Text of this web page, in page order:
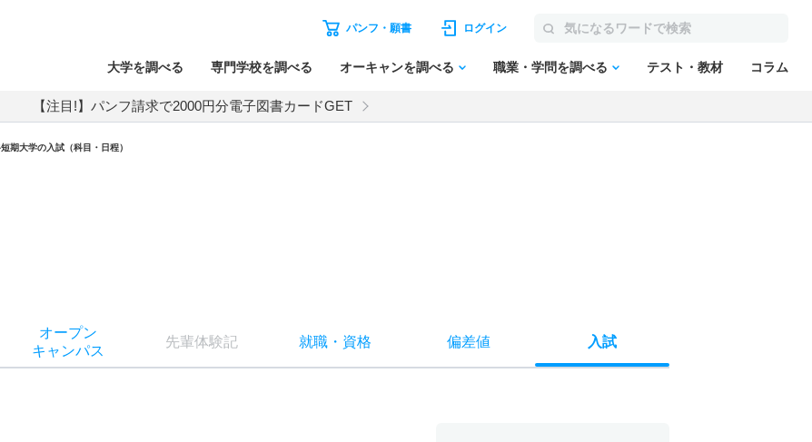
パンフ・願書 ログイン
大学を調べる 専門学校を調べる オーキャンを調べる 職業・学問を調べる テスト・教材 コラム
【注目!】パンフ請求で2000円分電子図書カードGET
期大学の入試（科目・日程）
オープン
キャンパス
先輩体験記 就職・ 資格 偏差値 入試